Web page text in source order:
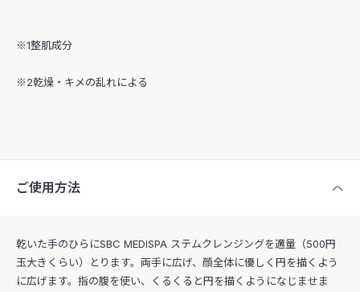
※1整肌成分
※2乾燥・キメの乱れによる
ご使用方法
乾いた手のひらにSBC MEDISPA ステムクレンジングを適量（500円
玉大きくらい）とります。両手に広げ、顔全体に優しく円を描くよう
に広げます。指の腹を使い、くるくると円を描くようになじませま